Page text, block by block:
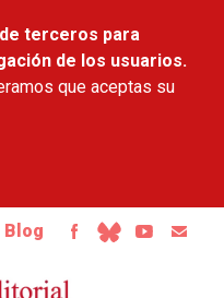
terceros para
de los usuarios.
que aceptas su
Blog